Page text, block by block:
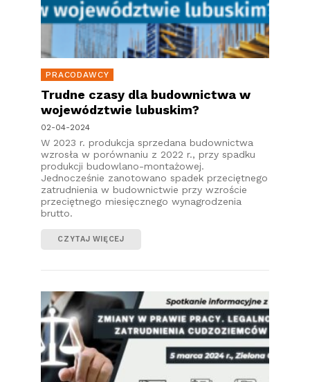
PRACODAWCY
Trudne czasy dla budownictwa w
województwie lubuskim?
02-04-2024
W 2023 r. produkcja sprzedana budownictwa
wzrosła w porównaniu z 2022 r., przy spadku
produkcji budowlano-montażowej.
Jednocześnie zanotowano spadek przeciętnego
zatrudnienia w budownictwie przy wzroście
przeciętnego miesięcznego wynagrodzenia
brutto.
CZYTAJ WIĘCEJ